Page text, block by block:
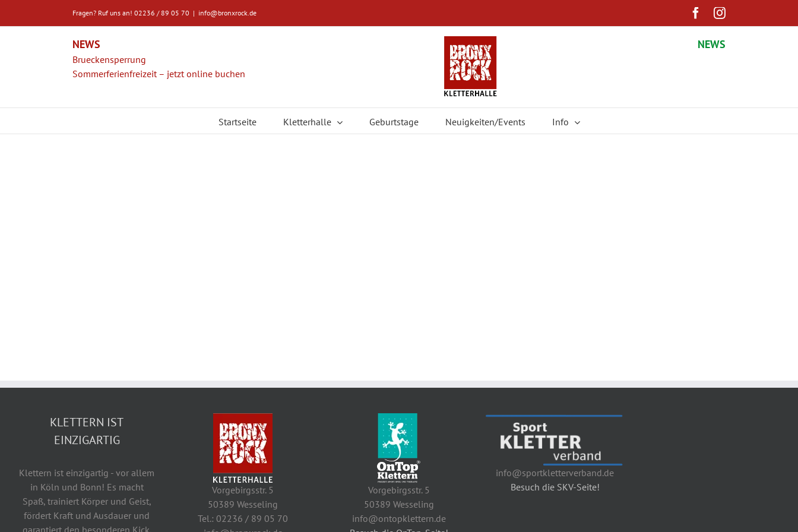
Fragen? Ruf uns an! 02236 / 89 05 70 | info@bronxrock.de FacebookInstagram
NEWS
Brueckensperrung
Sommerferienfreizeit – jetzt online buchen
NEWS
Startseite Kletterhalle Geburtstage Neuigkeiten/Events Info
KLETTERN IST
EINZIGARTIG
Klettern ist einzigartig - vor allem
in Köln und Bonn! Es macht
Spaß, trainiert Körper und Geist,
fördert Kraft und Ausdauer und
garantiert den besonderen Kick.
Vorgebirgsstr. 5
50389 Wesseling
Tel.: 02236 / 89 05 70
Vorgebirgsstr. 5
50389 Wesseling
info@ontopklettern.de
info@sportkletterverband.de
Besuch die SKV-Seite!